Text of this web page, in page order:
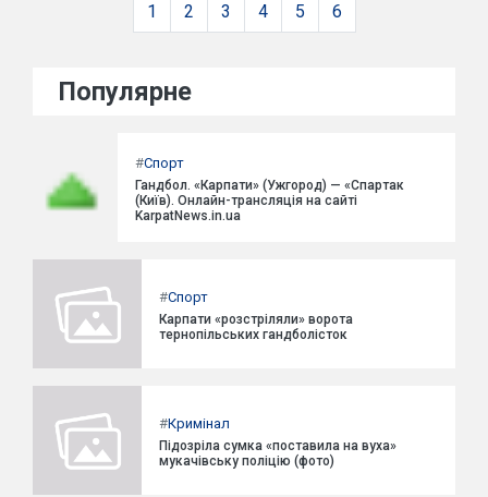
1 2 3 4 5 6
Популярне
#Спорт
Гандбол. «Карпати» (Ужгород) — «Спартак
(Київ). Онлайн-трансляція на сайті
KarpatNews.in.ua
#Спорт
Карпати «розстріляли» ворота
тернопільських гандболісток
#Кримінал
Підозріла сумка «поставила на вуха»
мукачівську поліцію (фото)